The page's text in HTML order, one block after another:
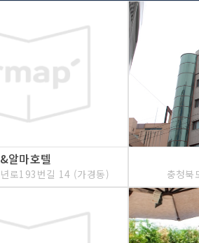
알마호텔
로193번길 14 (가경동) 충청북